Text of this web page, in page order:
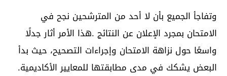
وتفاجأ الجميع بأن لا أحد من المترشحين نجح في
الامتحان بمجرد الإعلان عن النتائج .هذا الأمر أثار جدلًا
واسعًا حول نزاهة الامتحان وإجراءات التصحيح، حيث بدأ
البعض يشكك في مدى مطابقتها للمعايير الأكاديمية.